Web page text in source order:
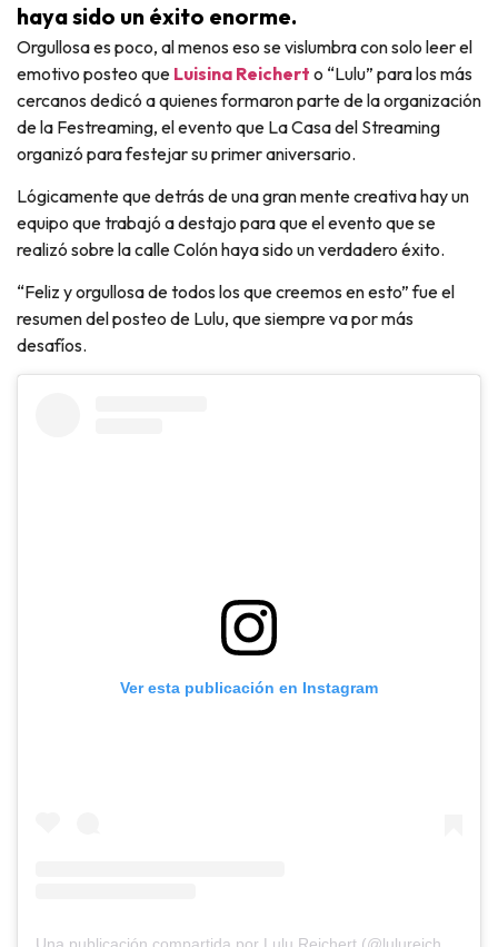
haya sido un éxito enorme.
Orgullosa es poco, al menos eso se vislumbra con solo leer el
emotivo posteo que Luisina Reichert o “Lulu” para los más
cercanos dedicó a quienes formaron parte de la organización
de la Festreaming, el evento que La Casa del Streaming
organizó para festejar su primer aniversario.
Lógicamente que detrás de una gran mente creativa hay un
equipo que trabajó a destajo para que el evento que se
realizó sobre la calle Colón haya sido un verdadero éxito.
“Feliz y orgullosa de todos los que creemos en esto” fue el
resumen del posteo de Lulu, que siempre va por más
desafíos.
Ver esta publicación en Instagram